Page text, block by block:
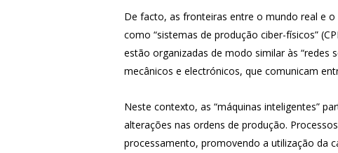
De facto, as fronteiras entre o mundo real e
como “sistemas de produção ciber-físicos”
estão organizadas de modo similar às
mecânicos e electrónicos, que comunicam
Neste contexto, as “máquinas inteligentes”
alterações nas ordens de produção.
processamento, promovendo a utilização da